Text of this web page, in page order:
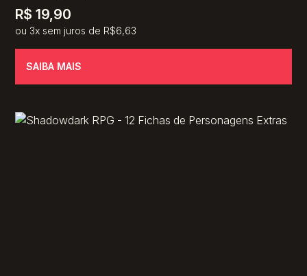
R$ 19,90
ou 3x sem juros de R$6,63
SAIBA MAIS